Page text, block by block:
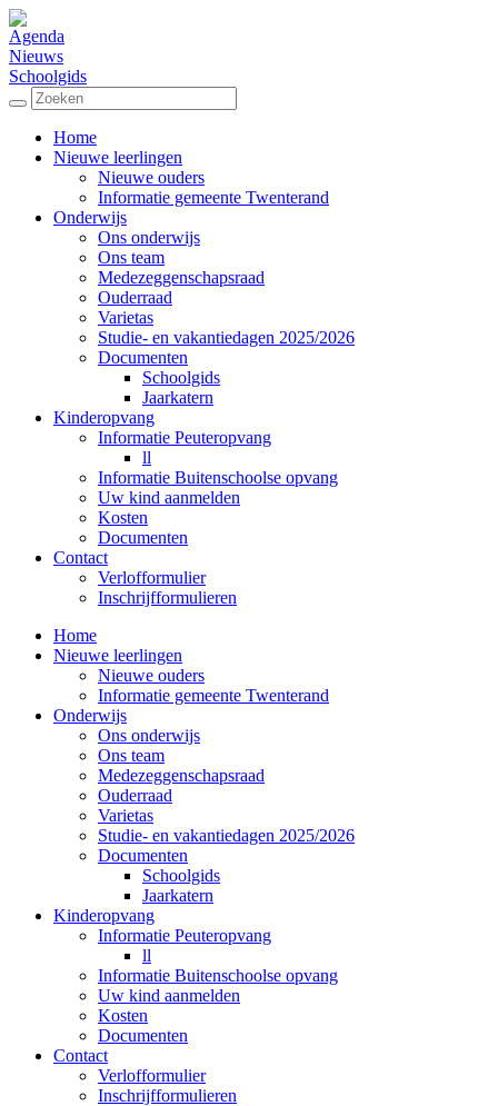
Agenda
Nieuws
Schoolgids
Home
Nieuwe leerlingen
Nieuwe ouders
Informatie gemeente Twenterand
Onderwijs
Ons onderwijs
Ons team
Medezeggenschapsraad
Ouderraad
Varietas
Studie- en vakantiedagen 2025/2026
Documenten
Schoolgids
Jaarkatern
Kinderopvang
Informatie Peuteropvang
ll
Informatie Buitenschoolse opvang
Uw kind aanmelden
Kosten
Documenten
Contact
Verlofformulier
Inschrijfformulieren
Home
Nieuwe leerlingen
Nieuwe ouders
Informatie gemeente Twenterand
Onderwijs
Ons onderwijs
Ons team
Medezeggenschapsraad
Ouderraad
Varietas
Studie- en vakantiedagen 2025/2026
Documenten
Schoolgids
Jaarkatern
Kinderopvang
Informatie Peuteropvang
ll
Informatie Buitenschoolse opvang
Uw kind aanmelden
Kosten
Documenten
Contact
Verlofformulier
Inschrijfformulieren